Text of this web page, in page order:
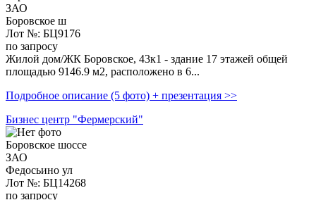
ЗАО
Боровское ш
Лот №: БЦ9176
по запросу
Жилой дом/ЖК Боровское, 43к1 - здание 17 этажей общей
площадью 9146.9 м2, расположено в 6...
Подробное описание (5 фото) + презентация >>
Бизнес центр "Фермерский"
Боровское шоссе
ЗАО
Федосьино ул
Лот №: БЦ14268
по запросу